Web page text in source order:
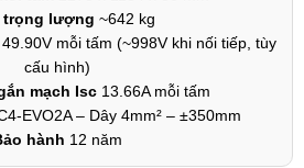
trọng lượng ~642 kg
49.90V mỗi tấm (~998V khi nối tiếp, tùy
cấu hình)
mạch Isc 13.66A mỗi tấm
EVO2A – Dây 4mm² – ±350mm
hành 12 năm